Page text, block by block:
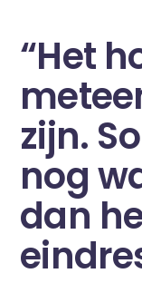
“Het
zijn.
nog
dan